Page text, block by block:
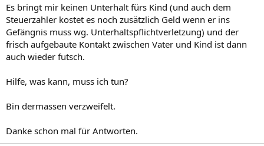
Es bringt mir keinen Unterhalt fürs Kind (und auch dem
Steuerzahler kostet es noch zusätzlich Geld wenn er ins
Gefängnis muss wg. Unterhaltspflichtverletzung) und der
frisch aufgebaute Kontakt zwischen Vater und Kind ist dann
auch wieder futsch.
Hilfe, was kann, muss ich tun?
Bin dermassen verzweifelt.
Danke schon mal für Antworten.